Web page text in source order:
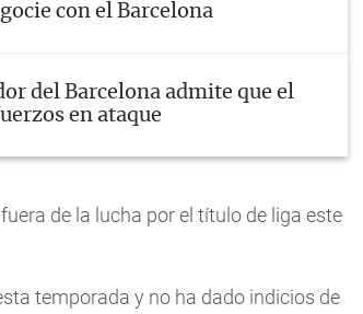
con el Barcelona
del Barcelona admite que el
en ataque
de la lucha por el título de liga este
temporada y no ha dado indicios de